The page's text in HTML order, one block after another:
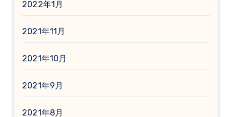
2022年1月
2021年11月
2021年10月
2021年9月
2021年8月